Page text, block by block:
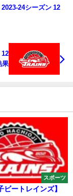
24シーズン 12
12
果
スポーツ
ビートレインズ】